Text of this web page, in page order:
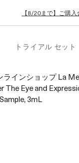
【8/20まで】ご購
トライアル セット